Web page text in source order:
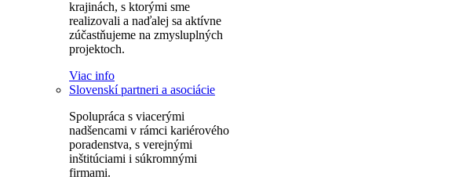
krajinách, s ktorými sme
realizovali a naďalej sa aktívne
zúčastňujeme na zmysluplných
projektoch.
Viac info
Slovenskí partneri a asociácie
Spolupráca s viacerými
nadšencami v rámci kariérového
poradenstva, s verejnými
inštitúciami i súkromnými
firmami.